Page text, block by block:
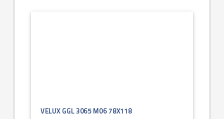
VELUX GGL 3065 M06 78X118